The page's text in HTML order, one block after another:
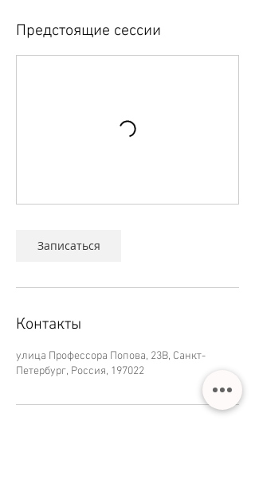
Предстоящие сессии
Записаться
Контакты
улица Профессора Попова, 23В, Санкт-
Петербург, Россия, 197022